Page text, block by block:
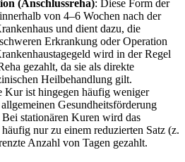
(Anschlussreha): Diese Form der
von 4–6 Wochen nach der
und dient dazu, die
Erkrankung oder Operation
wird in der Regel
gezahlt, da sie als direkte
Heilbehandlung gilt.
Kur ist hingegen häufig weniger
Gesundheitsförderung
stationären Kuren wird das
nur zu einem reduzierten Satz (z.
Anzahl von Tagen gezahlt.